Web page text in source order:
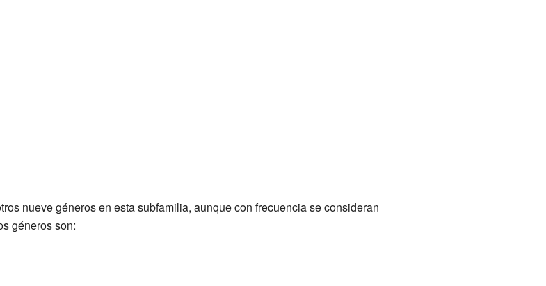
nueve géneros en esta subfamilia, aunque con frecuencia se consideran
géneros son: